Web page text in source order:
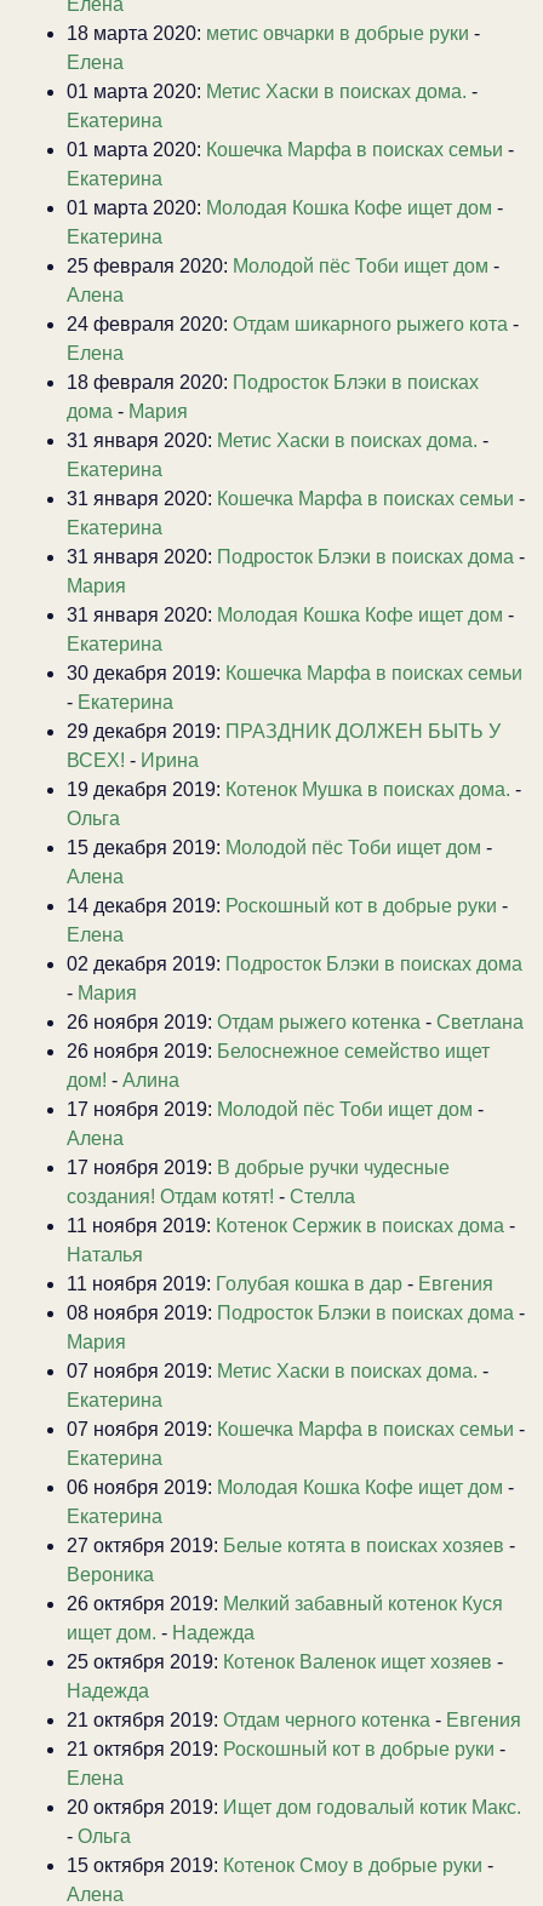
18 марта 2020: метис овчарки в добрые руки -
Елена
01 марта 2020: Метис Хаски в поисках дома. -
Екатерина
01 марта 2020: Кошечка Марфа в поисках семьи -
Екатерина
01 марта 2020: Молодая Кошка Кофе ищет дом -
Екатерина
25 февраля 2020: Молодой пёс Тоби ищет дом -
Алена
24 февраля 2020: Отдам шикарного рыжего кота -
Елена
18 февраля 2020: Подросток Блэки в поисках
дома - Мария
31 января 2020: Метис Хаски в поисках дома. -
Екатерина
31 января 2020: Кошечка Марфа в поисках семьи -
Екатерина
31 января 2020: Подросток Блэки в поисках дома -
Мария
31 января 2020: Молодая Кошка Кофе ищет дом -
Екатерина
30 декабря 2019: Кошечка Марфа в поисках семьи
- Екатерина
29 декабря 2019: ПРАЗДНИК ДОЛЖЕН БЫТЬ У
ВСЕХ! - Ирина
19 декабря 2019: Котенок Мушка в поисках дома. -
Ольга
15 декабря 2019: Молодой пёс Тоби ищет дом -
Алена
14 декабря 2019: Роскошный кот в добрые руки -
Елена
02 декабря 2019: Подросток Блэки в поисках дома
- Мария
26 ноября 2019: Отдам рыжего котенка - Светлана
26 ноября 2019: Белоснежное семейство ищет
дом! - Алина
17 ноября 2019: Молодой пёс Тоби ищет дом -
Алена
17 ноября 2019: В добрые ручки чудесные
создания! Отдам котят! - Стелла
11 ноября 2019: Котенок Сержик в поисках дома -
Наталья
11 ноября 2019: Голубая кошка в дар - Евгения
08 ноября 2019: Подросток Блэки в поисках дома -
Мария
07 ноября 2019: Метис Хаски в поисках дома. -
Екатерина
07 ноября 2019: Кошечка Марфа в поисках семьи -
Екатерина
06 ноября 2019: Молодая Кошка Кофе ищет дом -
Екатерина
27 октября 2019: Белые котята в поисках хозяев -
Вероника
26 октября 2019: Мелкий забавный котенок Куся
ищет дом. - Надежда
25 октября 2019: Котенок Валенок ищет хозяев -
Надежда
21 октября 2019: Отдам черного котенка - Евгения
21 октября 2019: Роскошный кот в добрые руки -
Елена
20 октября 2019: Ищет дом годовалый котик Макс.
- Ольга
15 октября 2019: Котенок Смоу в добрые руки -
Алена